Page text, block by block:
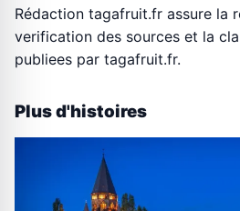
Rédaction tagafruit.fr assure la
verification des sources et la
publiees par tagafruit.fr.
Plus d'histoires